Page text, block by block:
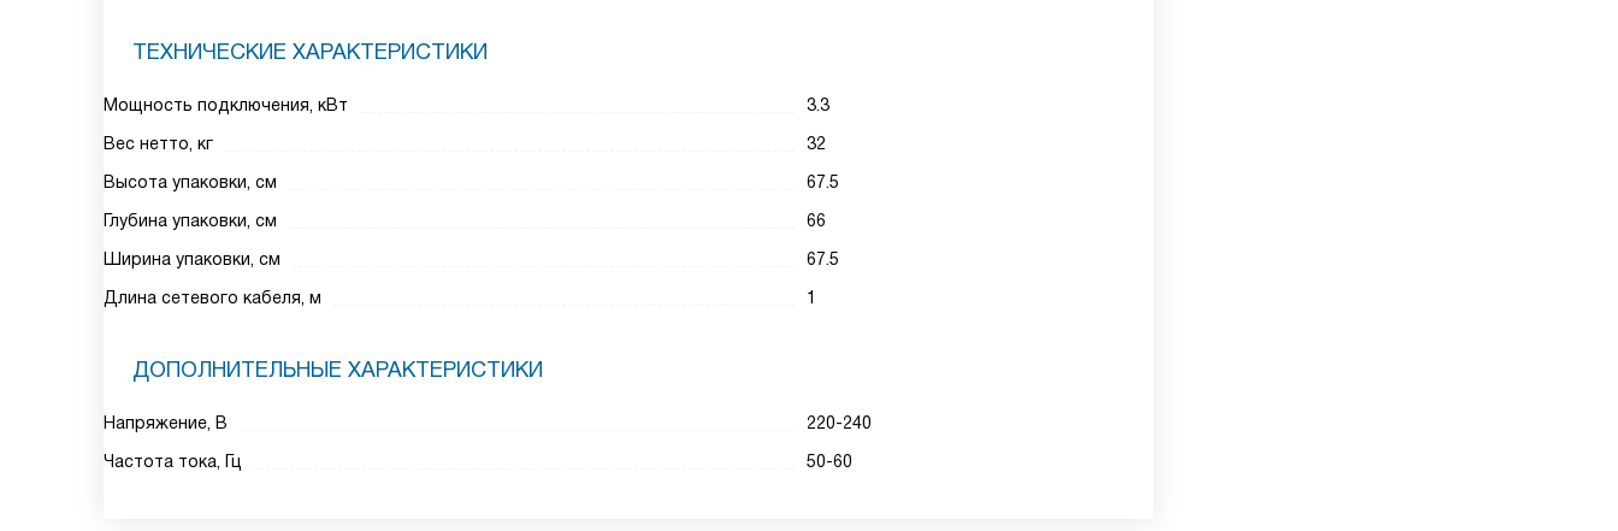
ТЕХНИЧЕСКИЕ ХАРАКТЕРИСТИКИ
Мощность подключения, кВт
3.3
Вес нетто, кг
32
Высота упаковки, см
67.5
Глубина упаковки, см
66
Ширина упаковки, см
67.5
Длина сетевого кабеля, м
1
ДОПОЛНИТЕЛЬНЫЕ ХАРАКТЕРИСТИКИ
Напряжение, В
220-240
Частота тока, Гц
50-60